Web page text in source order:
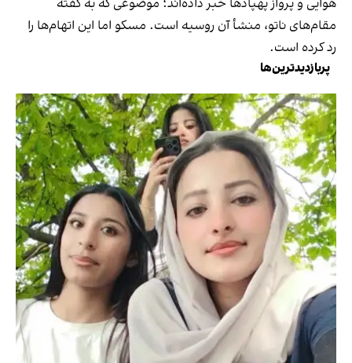
هوایی و پرواز پهپادها خبر داده‌اند؛ موضوعی که به گفته
مقام‌های ناتو، منشأ آن روسیه است. مسکو اما این اتهام‌ها را
رد کرده است.
پربازدیدترین‌ها